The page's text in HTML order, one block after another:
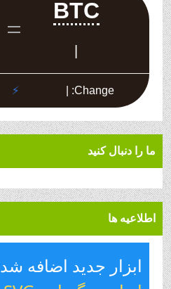
ما را دنبال کنید
اطلاعیه ها
ابزار جدید اضافه شد: